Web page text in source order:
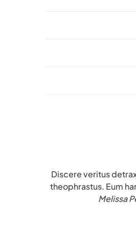
Discere veritus
theophrastus. Eum
Melissa